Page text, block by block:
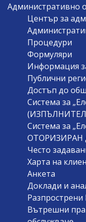
Административно
Център за
Процедури
Формуляри
Информация
Публични
Достъп до
Система за
Система за
ОТОРИЗИРАН
Често
Харта на
Анкета
Доклади и
Вътрешни